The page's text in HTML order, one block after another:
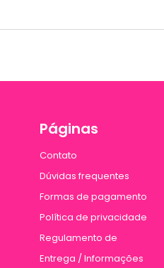
Páginas
Contato
Dúvidas frequentes
Formas de pagamento
Política de privacidade
Regulamento de
Entrega / Informações